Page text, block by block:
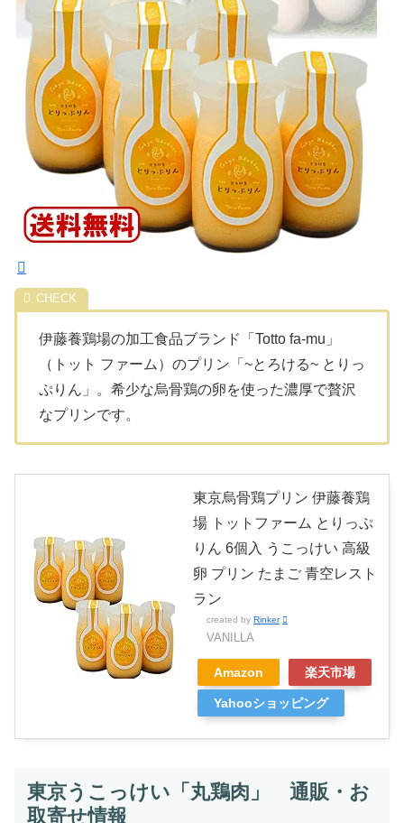
伊藤養鶏場の加工食品ブランド「Totto fa-mu」
（トット ファーム）のプリン「~とろける~ とりっ
ぷりん」。希少な烏骨鶏の卵を使った濃厚で贅沢
なプリンです。
東京烏骨鶏プリン 伊藤養鶏
場 トットファーム とりっぷ
りん 6個入 うこっけい 高級
卵 プリン たまご 青空レスト
ラン
created by Rinker
VANILLA
Amazon 楽天市場
Yahooショッピング
東京うこっけい「丸鶏肉」 通販・お
取寄せ情報